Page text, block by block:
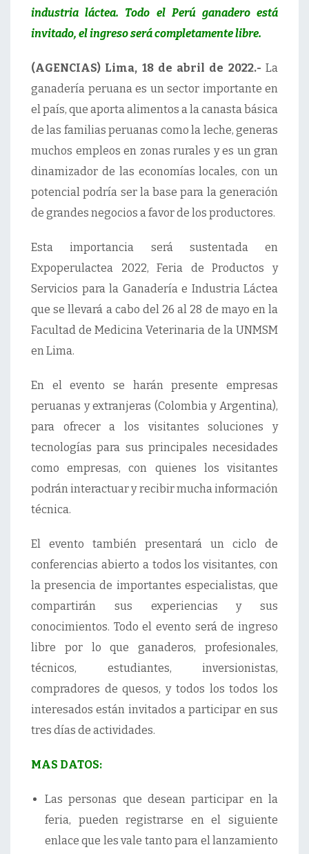
industria láctea. Todo el Perú ganadero está
invitado, el ingreso será completamente libre.
(AGENCIAS) Lima, 18 de abril de 2022.- La
ganadería peruana es un sector importante en
el país, que aporta alimentos a la canasta básica
de las familias peruanas como la leche, generas
muchos empleos en zonas rurales y es un gran
dinamizador de las economías locales, con un
potencial podría ser la base para la generación
de grandes negocios a favor de los productores.
Esta importancia será sustentada en
Expoperulactea 2022, Feria de Productos y
Servicios para la Ganadería e Industria Láctea
que se llevará a cabo del 26 al 28 de mayo en la
Facultad de Medicina Veterinaria de la UNMSM
en Lima.
En el evento se harán presente empresas
peruanas y extranjeras (Colombia y Argentina),
para ofrecer a los visitantes soluciones y
tecnologías para sus principales necesidades
como empresas, con quienes los visitantes
podrán interactuar y recibir mucha información
técnica.
El evento también presentará un ciclo de
conferencias abierto a todos los visitantes, con
la presencia de importantes especialistas, que
compartirán sus experiencias y sus
conocimientos. Todo el evento será de ingreso
libre por lo que ganaderos, profesionales,
técnicos, estudiantes, inversionistas,
compradores de quesos, y todos los todos los
interesados están invitados a participar en sus
tres días de actividades.
MAS DATOS:
Las personas que desean participar en la
feria, pueden registrarse en el siguiente
enlace que les vale tanto para el lanzamiento